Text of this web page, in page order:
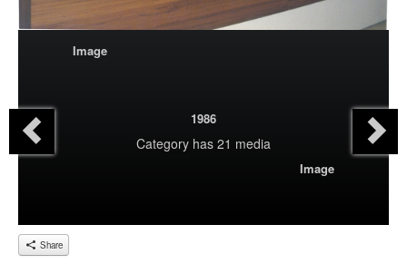
Image
1986
Category has 21 media
Image
Share